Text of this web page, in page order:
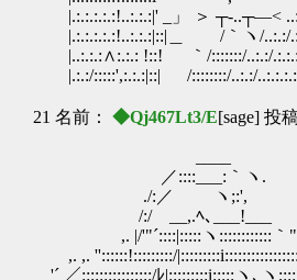
|.:.:.:.:.:!..:.:.:|' _」 ＞ ┬‐..┬―<
|.:.:.:.:.:!..:.:.:|::|＿ /｀ヽ/..:.:/
|..:.:.:∧:.:.: !::! ｀/:::::::/..:.:/
|.:.:/:::::',:.:.:|::| /::::::::/..:.:/
21 名前： ◆Qj467Lt3/E[sage] 投
／::::___:｀ヽ.
./:／ ヽ;:',
/:/ __,.ﾍ､___!___
,. |/'"´::::|:::::ヽ
,. ,. ''::::::!:::::::::/
'´ ／::::::::::::::::/ﾚ|:::::::::i:::::ヽ､ヽ